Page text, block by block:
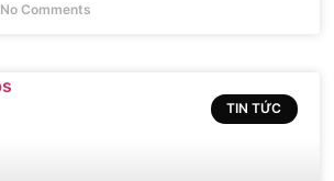
No Comments
TIN TỨC